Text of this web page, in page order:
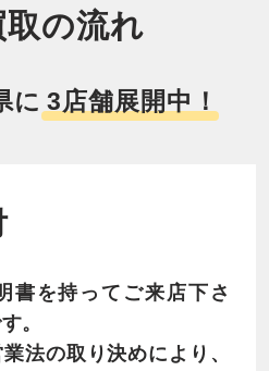
取の流れ
に 3店舗展開中！
書を持ってご来店下さ
。
法の取り決めにより、